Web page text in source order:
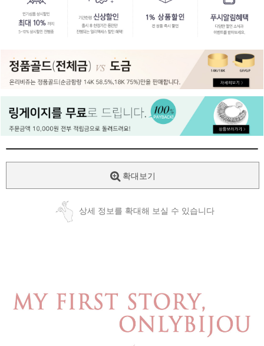
페이코 ID로
PAYCO 바로
확대보기
상세 정보를 확대해 보실 수 있습니다